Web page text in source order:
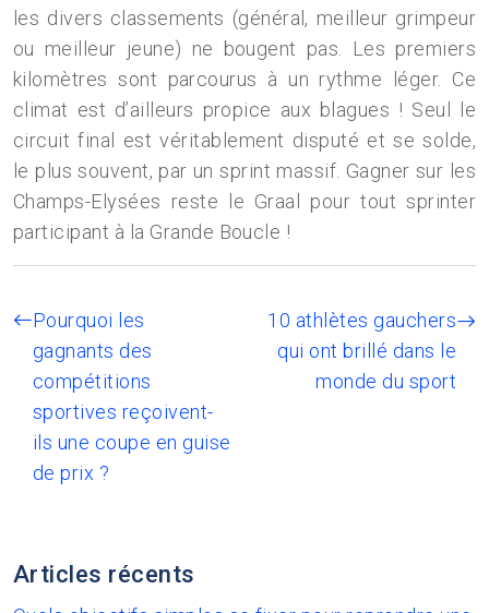
les divers classements (général, meilleur grimpeur
ou meilleur jeune) ne bougent pas. Les premiers
kilomètres sont parcourus à un rythme léger. Ce
climat est d’ailleurs propice aux blagues ! Seul le
circuit final est véritablement disputé et se solde,
le plus souvent, par un sprint massif. Gagner sur les
Champs-Elysées reste le Graal pour tout sprinter
participant à la Grande Boucle !
Pourquoi les
gagnants des
compétitions
sportives reçoivent-
ils une coupe en guise
de prix ?
10 athlètes gauchers
qui ont brillé dans le
monde du sport
Articles récents